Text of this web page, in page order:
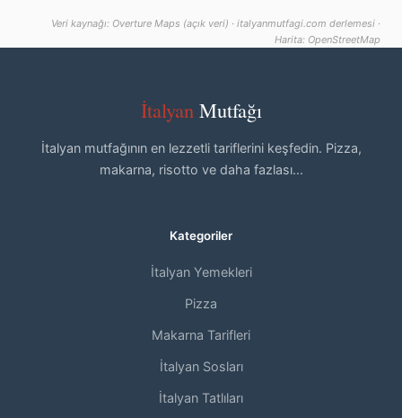
Veri kaynağı: Overture Maps (açık veri) · italyanmutfagi.com derlemesi ·
Harita: OpenStreetMap
İtalyanMutfağı
İtalyan mutfağının en lezzetli tariflerini keşfedin. Pizza,
makarna, risotto ve daha fazlası...
Kategoriler
İtalyan Yemekleri
Pizza
Makarna Tarifleri
İtalyan Sosları
İtalyan Tatlıları